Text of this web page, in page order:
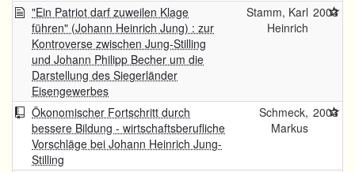
"Ein Patriot darf zuweilen Klage
führen" (Johann Heinrich Jung) : zur
Kontroverse zwischen Jung-Stilling
und Johann Philipp Becher um die
Darstellung des Siegerländer
Eisengewerbes
Stamm, Karl
Heinrich
2003
Ökonomischer Fortschritt durch
bessere Bildung - wirtschaftsberufliche
Vorschläge bei Johann Heinrich Jung-
Stilling
Schmeck,
Markus
2003